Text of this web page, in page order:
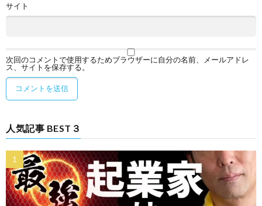
サイト
次回のコメントで使用するためブラウザーに自分の名前、メールアドレ
ス、サイトを保存する。
人気記事 BEST３